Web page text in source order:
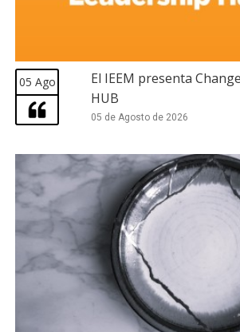
05 Ago
El IEEM presenta
HUB
05 de Agosto de 2026